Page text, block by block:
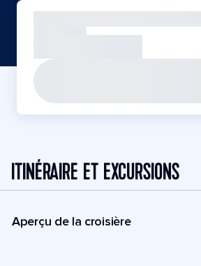
ITINÉRAIRE ET EXCURSIONS
Aperçu de la croisière